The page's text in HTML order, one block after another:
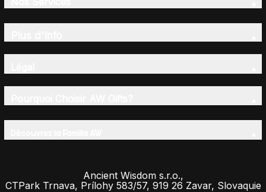
Ancient Wisdom s.r.o.,
CTPark Trnava, Prílohy 583/57, 919 26 Zavar, Slovaquie